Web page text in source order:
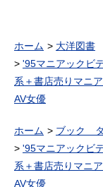
ホーム
大洋図書
'95マニアックビ
系＋書店売りマニ
AV女優
ホーム
ブック
'95マニアックビ
系＋書店売りマニ
AV女優